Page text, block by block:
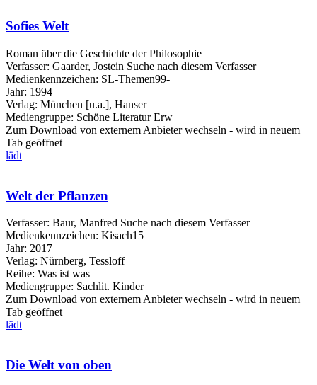
Sofies Welt
Roman über die Geschichte der Philosophie
Verfasser: Gaarder, Jostein Suche nach diesem Verfasser
Medienkennzeichen: SL-Themen99-
Jahr: 1994
Verlag: München [u.a.], Hanser
Mediengruppe: Schöne Literatur Erw
Zum Download von externem Anbieter wechseln - wird in neuem
Tab geöffnet
lädt
Welt der Pflanzen
Verfasser: Baur, Manfred Suche nach diesem Verfasser
Medienkennzeichen: Kisach15
Jahr: 2017
Verlag: Nürnberg, Tessloff
Reihe: Was ist was
Mediengruppe: Sachlit. Kinder
Zum Download von externem Anbieter wechseln - wird in neuem
Tab geöffnet
lädt
Die Welt von oben